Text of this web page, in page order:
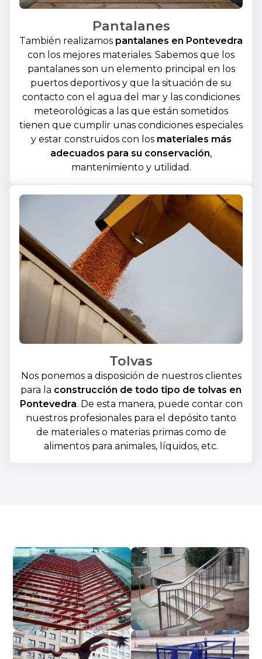
Pantalanes
También realizamos pantalanes en Pontevedra
con los mejores materiales. Sabemos que los
pantalanes son un elemento principal en los
puertos deportivos y que la situación de su
contacto con el agua del mar y las condiciones
meteorológicas a las que están sometidos
tienen que cumplir unas condiciones especiales
y estar construidos con los materiales más
adecuados para su conservación,
mantenimiento y utilidad.
Tolvas
Nos ponemos a disposición de nuestros clientes
para la construcción de todo tipo de tolvas en
Pontevedra. De esta manera, puede contar con
nuestros profesionales para el depósito tanto
de materiales o materias primas como de
alimentos para animales, líquidos, etc.